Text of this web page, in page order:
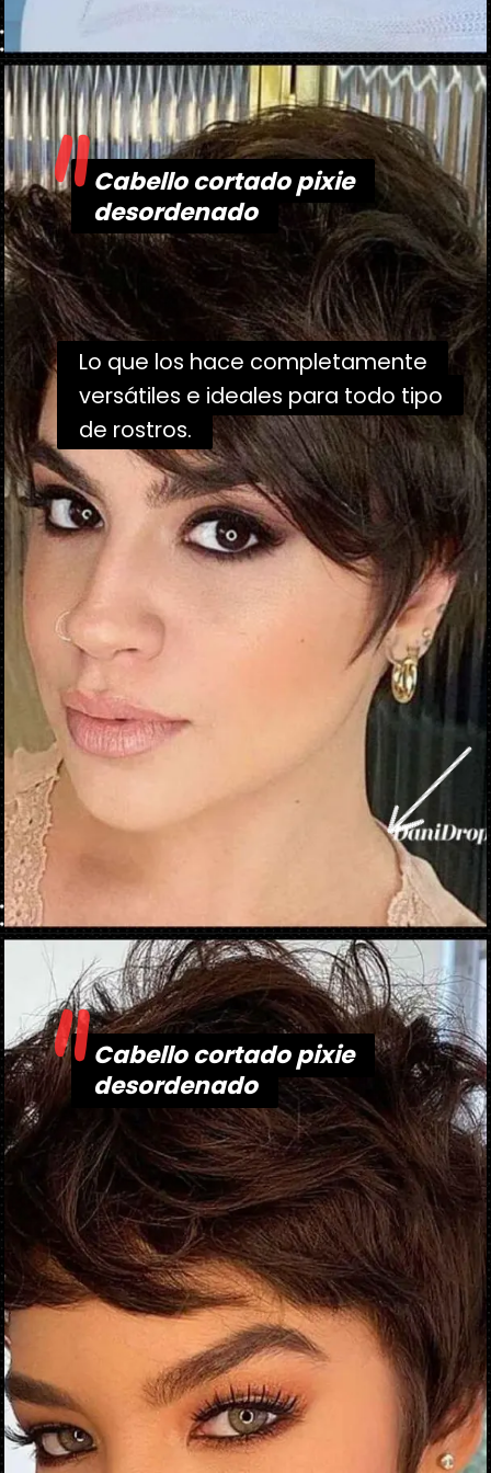
Abriendo... https://danidrops.com.br/es/corte-de-pelo-corte-pixie/
Lo que los hace completamente
versátiles e ideales para todo tipo
de rostros.
Lo que los hace completamente
versátiles e ideales para todo tipo
de rostros.
Cabello cortado pixie
desordenado
Cabello cortado pixie
desordenado
"
Abriendo... https://danidrops.com.br/es/corte-de-pelo-corte-pixie/
Cabello cortado pixie
desordenado
Cabello cortado pixie
desordenado
"